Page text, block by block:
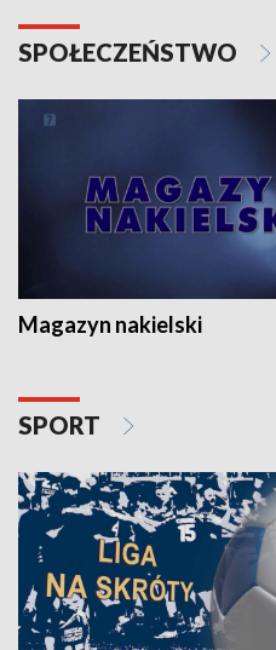
SPOŁECZEŃSTWO
Magazyn nakielski
SPORT